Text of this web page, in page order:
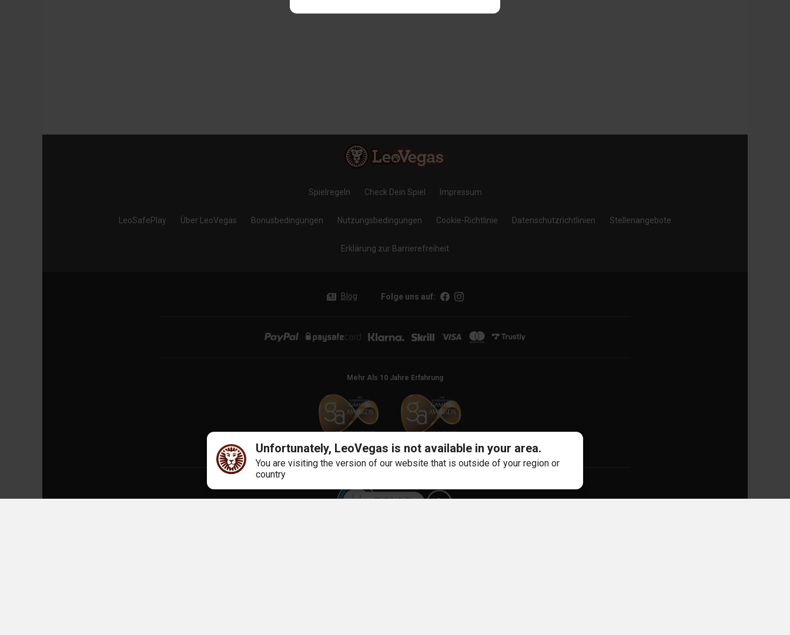
Spielregeln Check Dein Spiel Impressum
LeoSafePlay Über LeoVegas Bonusbedingungen Nutzungsbedingungen Cookie-Richtlinie Datenschutzrichtlinien Stellenangebote
Erklärung zur Barrierefreiheit
Blog Folge uns auf:
Mehr Als 10 Jahre Erfahrung
Unfortunately, LeoVegas is not available in your area.
You are visiting the version of our website that is outside of your region or
country